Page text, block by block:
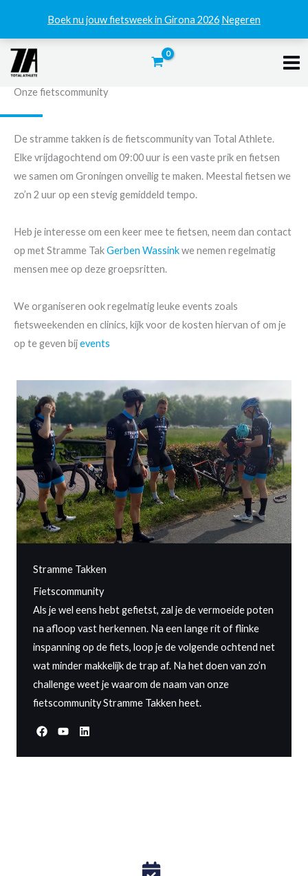
Boek nu jouw fietsweek in Girona 2026 Negeren
Ga
naar
Onze fietscommunity
De stramme takken is de fietscommunity van Total Athlete.
Elke vrijdagochtend om 09:00 uur is een vaste prik en fietsen
we samen om Groningen onveilig te maken. Meestal fietsen we
zo’n 2 uur op een stevig gemiddeld tempo.
Heb je interesse om een keer mee te fietsen, neem dan contact
op met Stramme TakGerben Wassinkwe nemen regelmatig
mensen mee op deze groepsritten.
We organiseren ook regelmatig leuke events zoals
fietsweekenden en clinics, kijk voor de kosten hiervan of om je
op te geven bijevents
Stramme Takken
Fietscommunity
Als je wel eens hebt gefietst, zal je de vermoeide poten
na afloop vast herkennen. Na een lange rit of flinke
inspanning op de fiets, loop je de volgende ochtend net
wat minder makkelijk de trap af. Na het doen van zo’n
challenge weet je waarom de naam van onze
fietscommunity Stramme Takken heet.